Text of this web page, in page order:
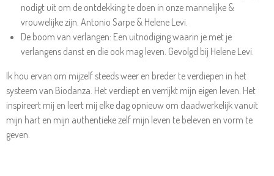
nodigt uit om de ontdekking te doen in onze mannelijke &
vrouwelijke zijn. Antonio Sarpe & Helene Levi.
De boom van verlangen: Een uitnodiging waarin je met je
verlangens danst en die ook mag leven. Gevolgd bij Helene Levi.
Ik hou ervan om mijzelf steeds weer en breder te verdiepen in het
systeem van Biodanza. Het verdiept en verrijkt mijn eigen leven. Het
inspireert mij en leert mij elke dag opnieuw om daadwerkelijk vanuit
mijn hart en mijn authentieke zelf mijn leven te beleven en vorm te
geven.